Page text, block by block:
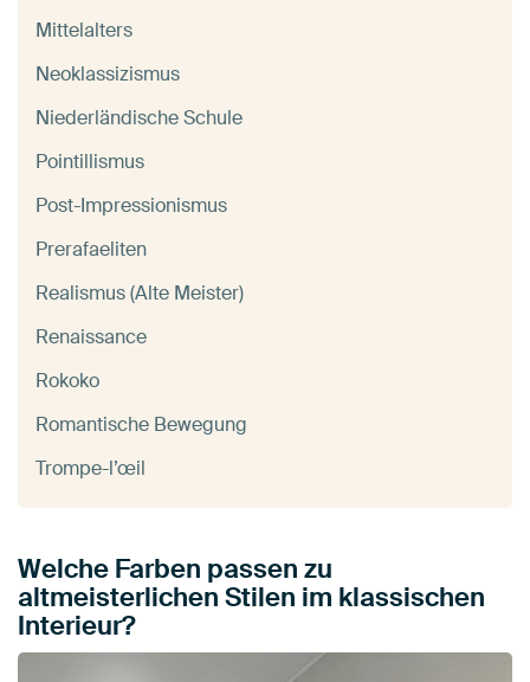
Mittelalters
Neoklassizismus
Niederländische Schule
Pointillismus
Post-Impressionismus
Prerafaeliten
Realismus (Alte Meister)
Renaissance
Rokoko
Romantische Bewegung
Trompe-l’œil
Welche Farben passen zu
altmeisterlichen Stilen im klassischen
Interieur?